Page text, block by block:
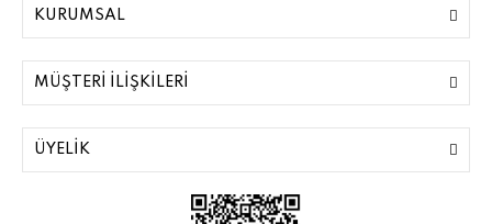
KURUMSAL
MÜŞTERİ İLİŞKİLERİ
ÜYELİK